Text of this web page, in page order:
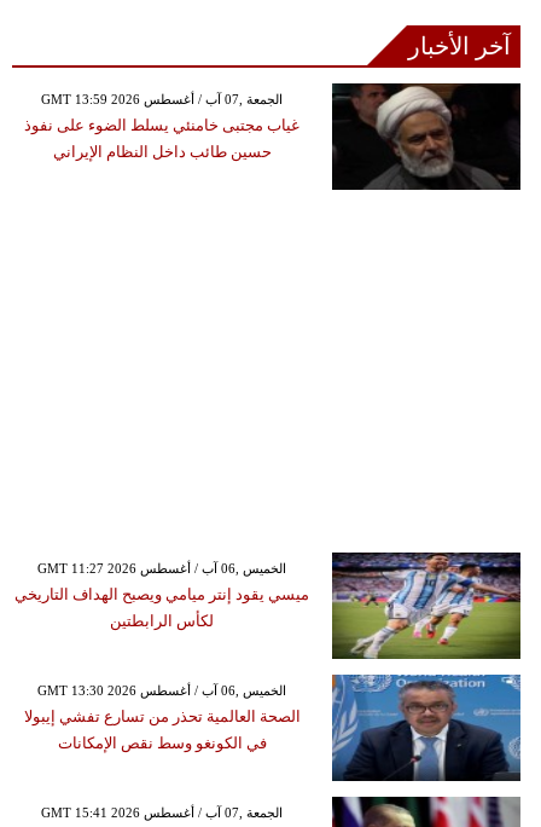
آخر الأخبار
GMT 13:59 2026 الجمعة ,07 آب / أغسطس
غياب مجتبى خامنئي يسلط الضوء على نفوذ
حسين طائب داخل النظام الإيراني
GMT 11:27 2026 الخميس ,06 آب / أغسطس
ميسي يقود إنتر ميامي ويصبح الهداف التاريخي
لكأس الرابطتين
GMT 13:30 2026 الخميس ,06 آب / أغسطس
الصحة العالمية تحذر من تسارع تفشي إيبولا
في الكونغو وسط نقص الإمكانات
GMT 15:41 2026 الجمعة ,07 آب / أغسطس